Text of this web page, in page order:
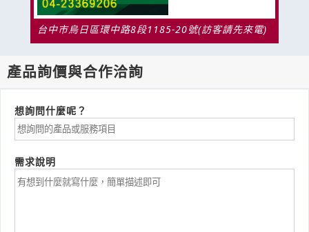
台中市烏日區環中路8段1185-20號(訪客請先來電)
產品詢價與合作洽詢
想詢問什麼呢？
需求說明